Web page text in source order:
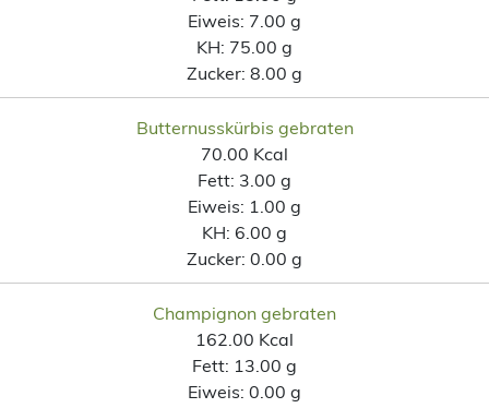
Eiweis: 7.00 g
KH: 75.00 g
Zucker: 8.00 g
Butternusskürbis gebraten
70.00 Kcal
Fett: 3.00 g
Eiweis: 1.00 g
KH: 6.00 g
Zucker: 0.00 g
Champignon gebraten
162.00 Kcal
Fett: 13.00 g
Eiweis: 0.00 g